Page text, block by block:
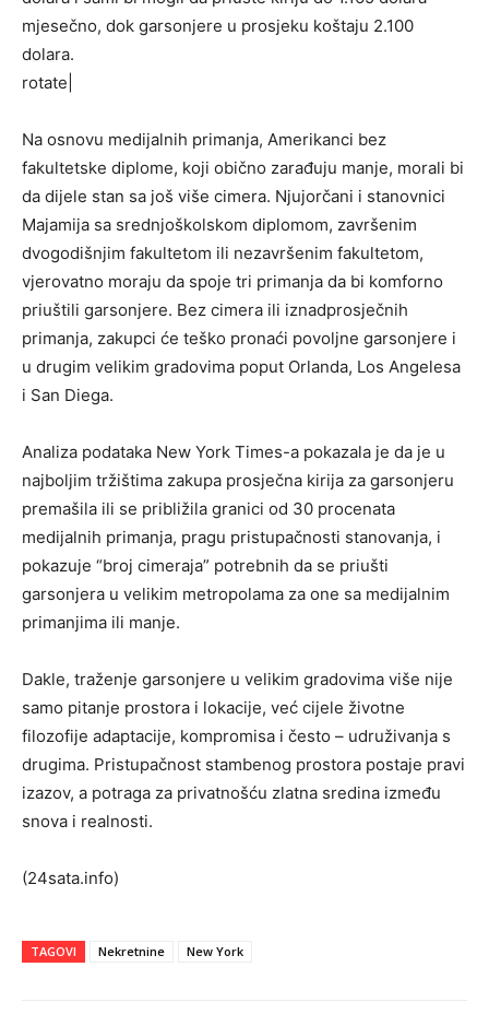
mjesečno, dok garsonjere u prosjeku koštaju 2.100
dolara.
rotate|
Na osnovu medijalnih primanja, Amerikanci bez
fakultetske diplome, koji obično zarađuju manje, morali bi
da dijele stan sa još više cimera. Njujorčani i stanovnici
Majamija sa srednjoškolskom diplomom, završenim
dvogodišnjim fakultetom ili nezavršenim fakultetom,
vjerovatno moraju da spoje tri primanja da bi komforno
priuštili garsonjere. Bez cimera ili iznadprosječnih
primanja, zakupci će teško pronaći povoljne garsonjere i
u drugim velikim gradovima poput Orlanda, Los Angelesa
i San Diega.
Analiza podataka New York Times-a pokazala je da je u
najboljim tržištima zakupa prosječna kirija za garsonjeru
premašila ili se približila granici od 30 procenata
medijalnih primanja, pragu pristupačnosti stanovanja, i
pokazuje “broj cimeraja” potrebnih da se priušti
garsonjera u velikim metropolama za one sa medijalnim
primanjima ili manje.
Dakle, traženje garsonjere u velikim gradovima više nije
samo pitanje prostora i lokacije, već cijele životne
filozofije adaptacije, kompromisa i često – udruživanja s
drugima. Pristupačnost stambenog prostora postaje pravi
izazov, a potraga za privatnošću zlatna sredina između
snova i realnosti.
(24sata.info)
TAGOVI Nekretnine New York